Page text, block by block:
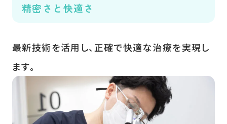
精密さと快適さ
最新技術を活用し、正確で快適な治療を実現し
ます。